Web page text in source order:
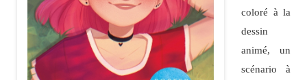
coloré à la
dessin
animé, un
scénario à